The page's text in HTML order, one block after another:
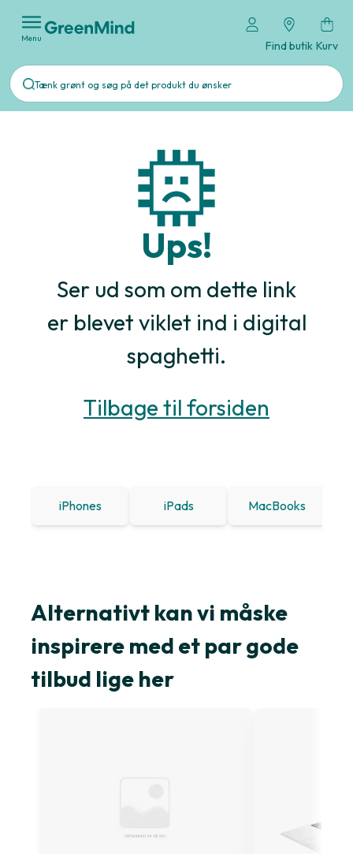
Menu
Find butik Kurv
Ups!
Ser ud som om dette link
er blevet viklet ind i digital
spaghetti.
Tilbage til forsiden
iPhones iPads MacBooks
Alternativt kan vi måske
inspirere med et par gode
tilbud lige her